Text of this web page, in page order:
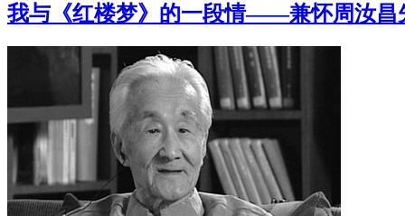
我与《红楼梦》的一段情——兼怀周汝昌